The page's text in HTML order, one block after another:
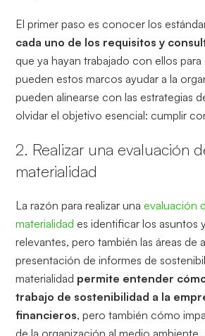
El primer paso es conocer los
cada uno de los requisitos y
que ya hayan trabajado con ellos
pueden estos marcos ayudar a la
pueden alinearse con las estrategias
olvidar el objetivo esencial: cumplir
2. Realizar una evaluación
materialidad
La razón para realizar unaevaluación
materialidad es identificar los asuntos
relevantes, pero también las áreas de
presentación de informes de
materialidad permite entender
trabajo de sostenibilidad a la
financieros, pero también cómo
de la organización al medio ambiente,